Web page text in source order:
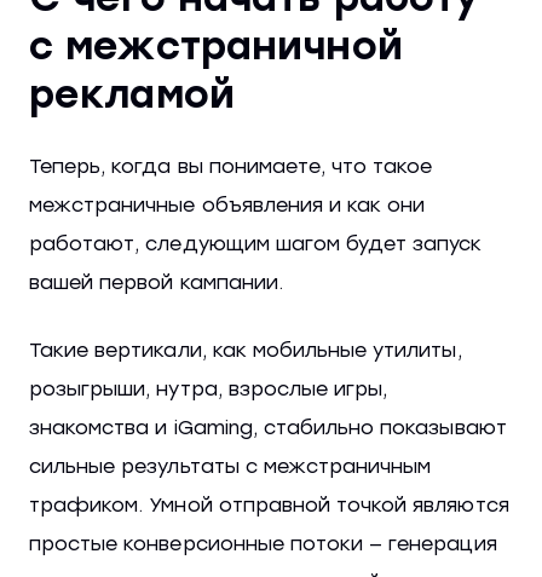
с межстраничной
рекламой
Теперь, когда вы понимаете, что такое
межстраничные объявления и как они
работают, следующим шагом будет запуск
вашей первой кампании.
Такие вертикали, как мобильные утилиты,
розыгрыши, нутра, взрослые игры,
знакомства и iGaming, стабильно показывают
сильные результаты с межстраничным
трафиком. Умной отправной точкой являются
простые конверсионные потоки — генерация